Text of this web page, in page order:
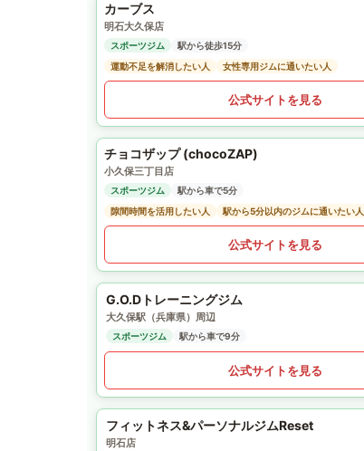
カーブス
明石大久保店
スポーツジム
駅から徒歩15分
運動不足を解消したい人
女性専用ジムに通いたい人
公式サイトを見る
チョコザップ (chocoZAP)
小久保三丁目店
スポーツジム
駅から車で5分
隙間時間を活用したい人
駅から5分以内のジムに通いたい人
公式サイトを見る
G.O.Dトレーニングジム
大久保駅（兵庫県）周辺
スポーツジム 駅から車で9分
公式サイトを見る
フィットネス&パーソナルジムReset
明石店